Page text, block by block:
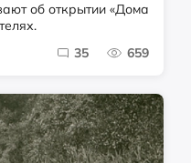
об открытии «Дома
35 659